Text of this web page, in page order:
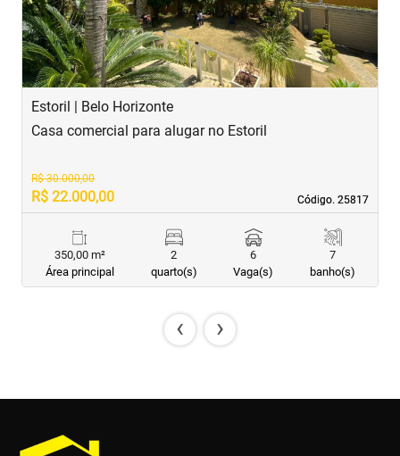
Estoril | Belo Horizonte
Código. 25817
Código. 25817
Casa comercial para alugar no Estoril
R$ 30.000,00
R$ 22.000,00
350,00 m²
Área principal
2
quarto(s)
6
Vaga(s)
7
banho(s)
‹ ›